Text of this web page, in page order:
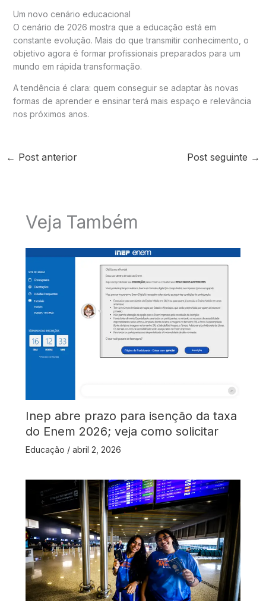
Um novo cenário educacional
O cenário de 2026 mostra que a educação está em
constante evolução. Mais do que transmitir conhecimento, o
objetivo agora é formar profissionais preparados para um
mundo em rápida transformação.
A tendência é clara: quem conseguir se adaptar às novas
formas de aprender e ensinar terá mais espaço e relevância
nos próximos anos.
← Post anterior Post seguinte →
Veja Também
Inep abre prazo para isenção da taxa
do Enem 2026; veja como solicitar
Educação / abril 2, 2026